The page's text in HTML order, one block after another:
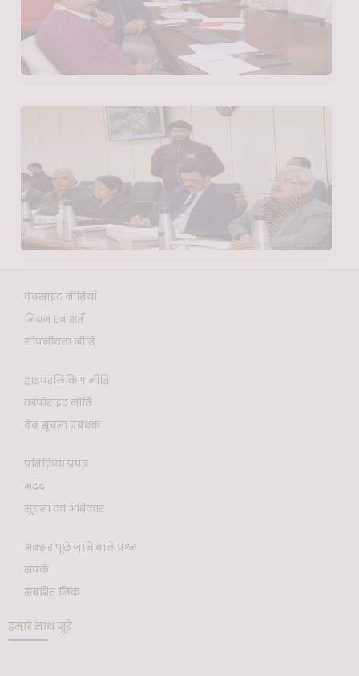
वेबसाइट नीतियाँ
नियम एवं शर्तें
गोपनीयता नीति
हाइपरलिंकिंग नीति
कॉपीराइट नीति
वेब सूचना प्रबंधक
प्रतिक्रिया प्रपत्र
मदद
सूचना का अधिकार
अक्सर पूछे जाने वाले प्रश्न
संपर्क
संबंधित लिंक
हमारे साथ जुड़ें